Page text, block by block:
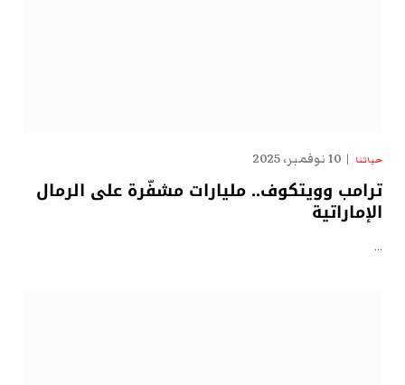
حياتنا 10 نوفمبر، 2025
ترامب وويتكوف.. مليارات مشفّرة على الرمال
الإماراتية
…